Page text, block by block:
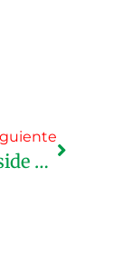
El Ministro De Educación Y Formación Profesional Preside Una Reunión Del Consejo De Gestión Del Ministerio En Preparación Para El Próximo Curso Escolar